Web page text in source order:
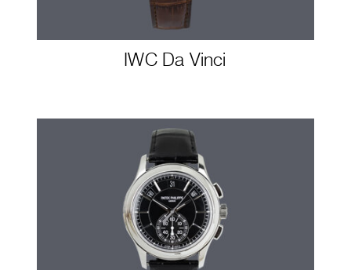
IWC Da Vinci